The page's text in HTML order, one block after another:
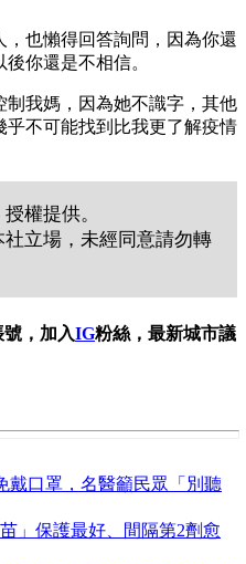
也懶得回答詢問，因為你還
你還是不相信。
我媽，因為她不識字，其他
不可能找到比我更了解疫情
授權提供。
立場，未經同意請勿轉
，加入IG粉絲，最新城市議
戴口罩，名醫籲民眾「別聽
」保護最好、間隔第2劑愈